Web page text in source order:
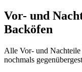
Vor- und
Backöfen
Alle Vor- und
nochmals